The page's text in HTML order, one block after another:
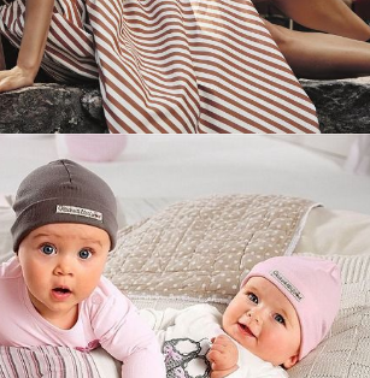
Смотреть проект
выручку интернет-
topdatop.ru на 25%!